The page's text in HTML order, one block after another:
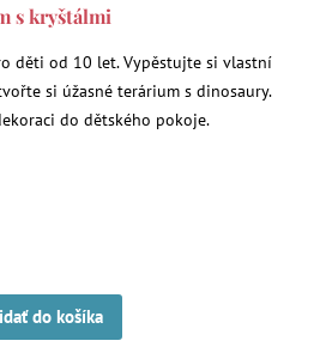
s kryštálmi
děti od 10 let. Vypěstujte si vlastní
si úžasné terárium s dinosaury.
do dětského pokoje.
do košíka